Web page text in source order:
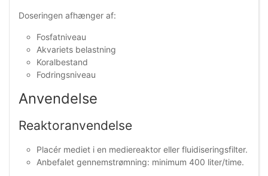
Doseringen afhænger af:
Fosfatniveau
Akvariets belastning
Koralbestand
Fodringsniveau
Anvendelse
Reaktoranvendelse
Placér mediet i en mediereaktor eller fluidiseringsfilter.
Anbefalet gennemstrømning: minimum 400 liter/time.